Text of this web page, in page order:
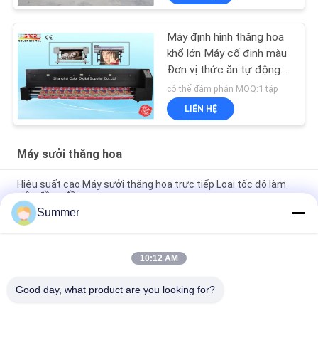
Máy định hình thăng hoa
khổ lớn Máy cố định màu
Đơn vị thức ăn tự động
Hệ thống lên
có thể đàm phán MOQ:1 tập
LIÊN HỆ
Máy sưởi thăng hoa
Hiệu suất cao Máy sưởi thăng hoa trực tiếp Loại tốc độ làm
việc đồng đều
Máy in thăng hoa nhiệt điện áp 220 - 240v dùng cho dệt với
nhiệt độ cao
Máy định vị nhiệt độ lớn Máy cố định màu Đơn vị thức ăn tự
Summer
10:12 AM
Good day, what product are you looking for?